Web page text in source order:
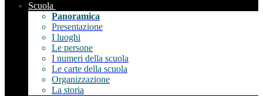
Scuola
Panoramica
Presentazione
I luoghi
Le persone
I numeri della scuola
Le carte della scuola
Organizzazione
La storia